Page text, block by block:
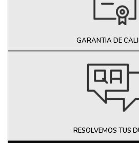
GARANTIA DE
RESOLVEMOS TUS